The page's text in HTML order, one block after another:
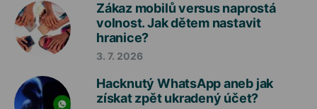
Zákaz mobilů versus naprostá
volnost. Jak dětem nastavit
hranice?
3. 7. 2026
Hacknutý WhatsApp aneb jak
získat zpět ukradený účet?